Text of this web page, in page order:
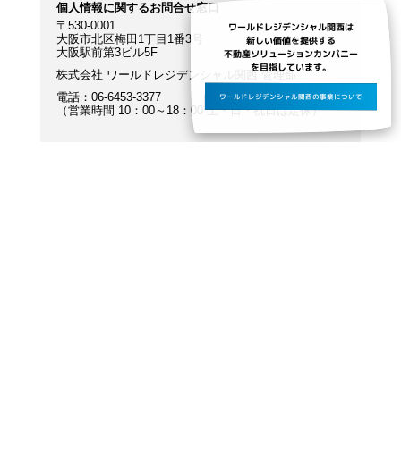
個人情報に関するお問合せ窓口
〒530-0001
大阪市北区梅田1丁目1番3号
大阪駅前第3ビル5F
株式会社 ワールドレジデンシャル関西 管理部
電話：06-6453-3377
（営業時間 10：00～18：00 土・日・祝日は定休）
ワールドレジデンシャル関西は
新しい価値を提供する
不動産ソリューションカンパニー
を目指しています。
ワールドレジデンシャル関西の事業について